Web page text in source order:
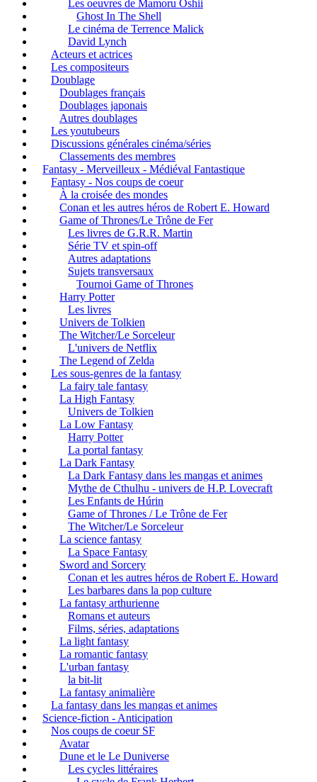
Les oeuvres de Mamoru Oshii
Ghost In The Shell
Le cinéma de Terrence Malick
David Lynch
Acteurs et actrices
Les compositeurs
Doublage
Doublages français
Doublages japonais
Autres doublages
Les youtubeurs
Discussions générales cinéma/séries
Classements des membres
Fantasy - Merveilleux - Médiéval Fantastique
Fantasy - Nos coups de coeur
À la croisée des mondes
Conan et les autres héros de Robert E. Howard
Game of Thrones/Le Trône de Fer
Les livres de G.R.R. Martin
Série TV et spin-off
Autres adaptations
Sujets transversaux
Tournoi Game of Thrones
Harry Potter
Les livres
Univers de Tolkien
The Witcher/Le Sorceleur
L'univers de Netflix
The Legend of Zelda
Les sous-genres de la fantasy
La fairy tale fantasy
La High Fantasy
Univers de Tolkien
La Low Fantasy
Harry Potter
La portal fantasy
La Dark Fantasy
La Dark Fantasy dans les mangas et animes
Mythe de Cthulhu - univers de H.P. Lovecraft
Les Enfants de Húrin
Game of Thrones / Le Trône de Fer
The Witcher/Le Sorceleur
La science fantasy
La Space Fantasy
Sword and Sorcery
Conan et les autres héros de Robert E. Howard
Les barbares dans la pop culture
La fantasy arthurienne
Romans et auteurs
Films, séries, adaptations
La light fantasy
La romantic fantasy
L'urban fantasy
la bit-lit
La fantasy animalière
La fantasy dans les mangas et animes
Science-fiction - Anticipation
Nos coups de coeur SF
Avatar
Dune et le Le Duniverse
Les cycles littéraires